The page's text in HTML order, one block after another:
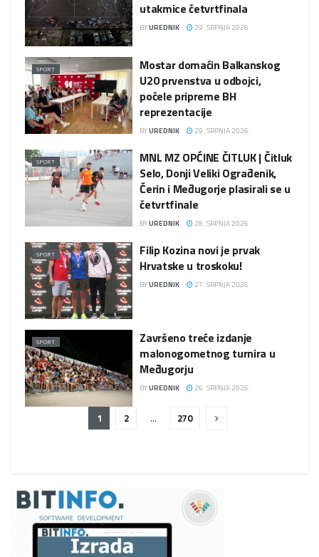
utakmice četvrtfinala
BYUREDNIK 29. SRPNJA 2026.
SPORT
Mostar domaćin Balkanskog
U20 prvenstva u odbojci,
počele pripreme BH
reprezentacije
BYUREDNIK 29. SRPNJA 2026.
SPORT
MNL MZ OPĆINE ČITLUK | Čitluk
Selo, Donji Veliki Ograđenik,
Čerin i Međugorje plasirali se u
četvrtfinale
BYUREDNIK 28. SRPNJA 2026.
SPORT
Filip Kozina novi je prvak
Hrvatske u troskoku!
BYUREDNIK 27. SRPNJA 2026.
SPORT
Završeno treće izdanje
malonogometnog turnira u
Međugorju
BYUREDNIK 26. SRPNJA 2026.
1 2 … 270